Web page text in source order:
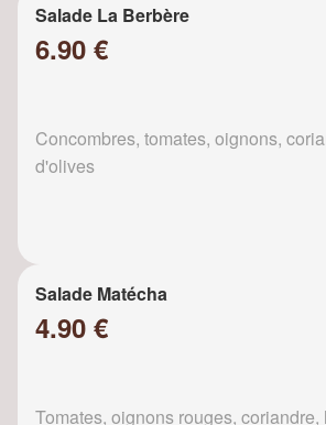
Salade La Berbère
6.90 €
Concombres, tomates, oignons,
d'olives
Salade Matécha
4.90 €
Tomates, oignons rouges,